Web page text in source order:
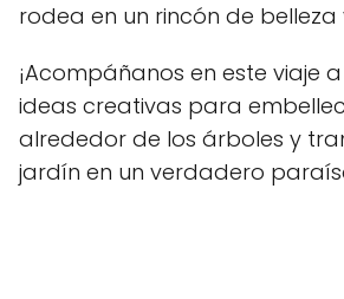
rodea en un rincón de
¡Acompáñanos en este viaje
ideas creativas para
alrededor de los árboles y
jardín en un verdadero